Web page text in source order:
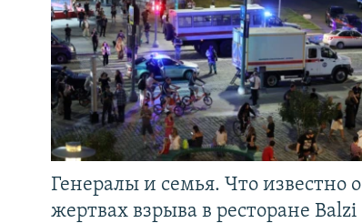
Генералы и семья. Что известно о
жертвах взрыва в ресторане Balzi